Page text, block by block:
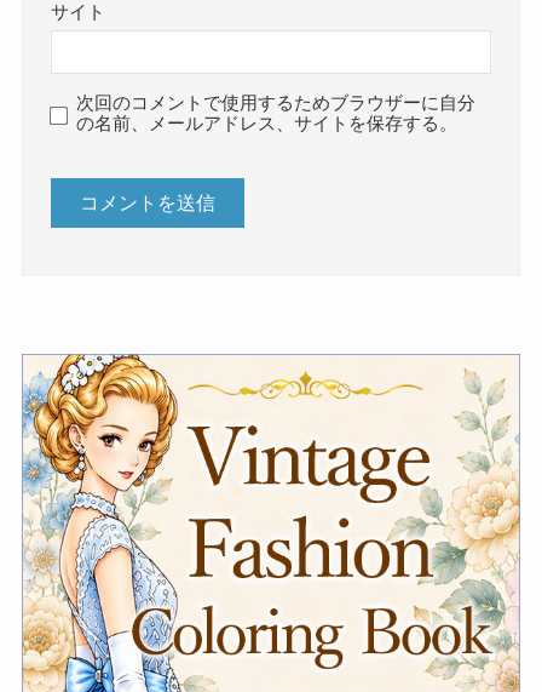
サイト
次回のコメントで使用するためブラウザーに自分
の名前、メールアドレス、サイトを保存する。